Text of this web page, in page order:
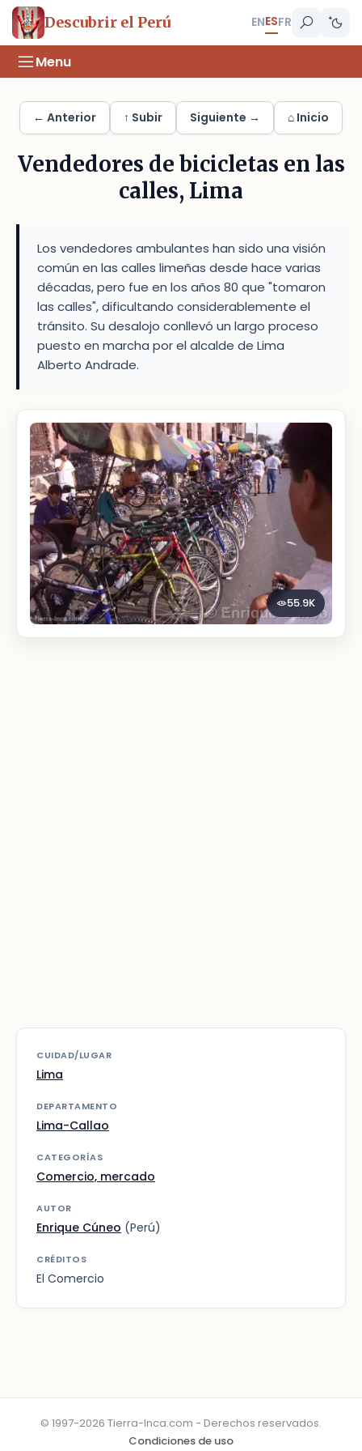
Descubrir el Perú ENESFR
Menu
← Anterior ↑ Subir Siguiente → ⌂ Inicio
Vendedores de bicicletas en las
calles, Lima
Los vendedores ambulantes han sido una visión
común en las calles limeñas desde hace varias
décadas, pero fue en los años 80 que "tomaron
las calles", dificultando considerablemente el
tránsito. Su desalojo conllevó un largo proceso
puesto en marcha por el alcalde de Lima
Alberto Andrade.
55.9K
CUIDAD/LUGAR
Lima
DEPARTAMENTO
Lima-Callao
CATEGORÍAS
Comercio, mercado
AUTOR
Enrique Cúneo (Perú)
CRÉDITOS
El Comercio
© 1997-2026 Tierra-Inca.com - Derechos reservados.
Condiciones de uso